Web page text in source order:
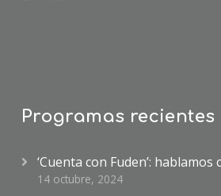
Programas recientes
‘Cuenta con Fuden’:
14 octubre, 2024